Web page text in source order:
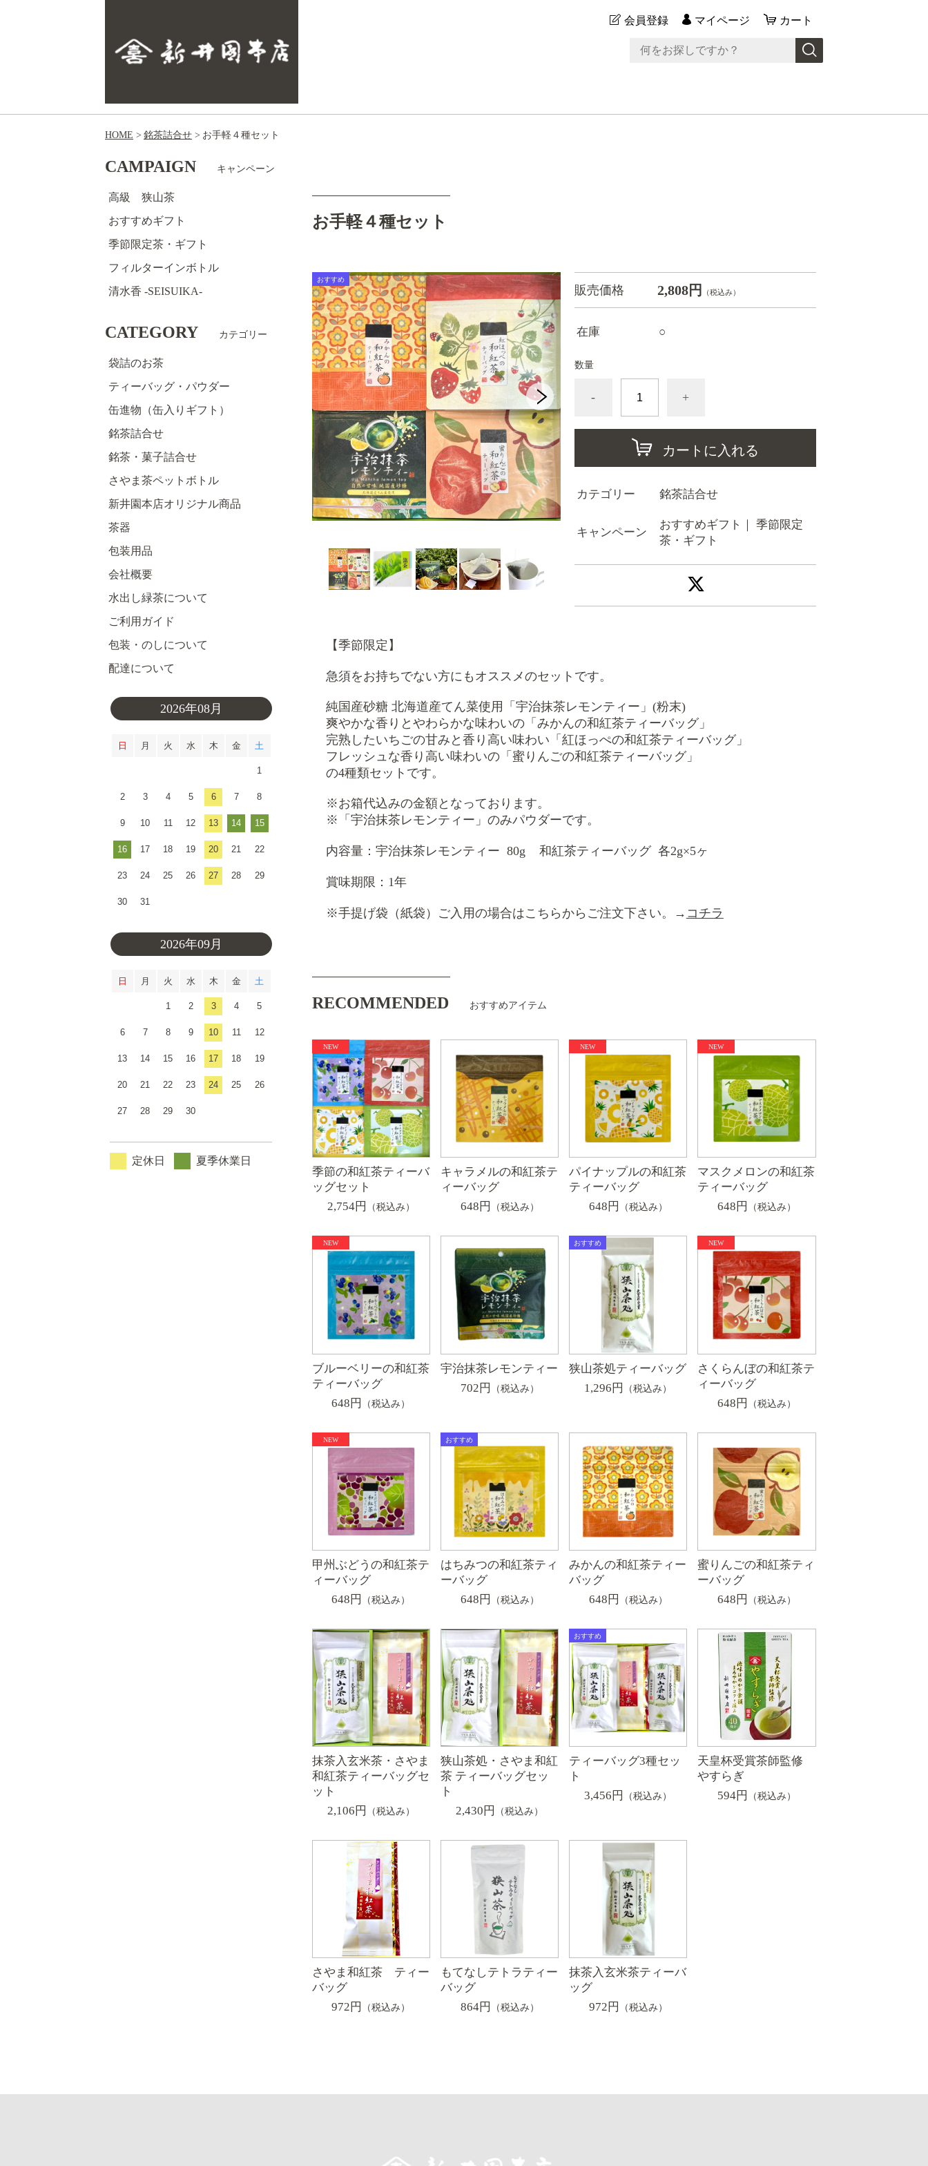
会員登録 マイページ カート
HOME 銘茶詰合せ お手軽４種セット
お手軽４種セット
販売価格 2,808円 （税込み）
在庫 ○
数量
- +
カートに入れる
カテゴリー 銘茶詰合せ
キャンペーン
おすすめギフト ｜ 季節限定
茶・ギフト
【季節限定】
急須をお持ちでない方にもオススメのセットです。
純国産砂糖 北海道産てん菜使用「宇治抹茶レモンティー」(粉末)
爽やかな香りとやわらかな味わいの「みかんの和紅茶ティーバッグ」
完熟したいちごの甘みと香り高い味わい 「紅ほっぺの和紅茶ティーバッグ」
フレッシュな香り高い味わいの「蜜りんごの和紅茶ティーバッグ」
の4種類セットです。
※お箱代込みの金額となっております。
※「宇治抹茶レモンティー」のみパウダーです。
内容量：宇治抹茶レモンティー 80g 和紅茶ティーバッグ 各2g×5ヶ
賞味期限： 1年
※手提げ袋（紙袋）ご入用の場合はこちらからご注文下さい。→ コチラ
RECOMMENDED おすすめアイテム
季節の和紅茶ティーバ
ッグセット
2,754円
（税込み）
キャラメルの和紅茶テ
ィーバッグ
648円
（税込み）
パイナップルの和紅茶
ティーバッグ
648円
（税込み）
マスクメロンの和紅茶
ティーバッグ
648円
（税込み）
ブルーベリーの和紅茶
ティーバッグ
648円
（税込み）
宇治抹茶レモンティー
702円
（税込み）
狭山茶処ティーバッグ
1,296円
（税込み）
さくらんぼの和紅茶テ
ィーバッグ
648円
（税込み）
甲州ぶどうの和紅茶テ
ィーバッグ
648円
（税込み）
はちみつの和紅茶ティ
ーバッグ
648円
（税込み）
みかんの和紅茶ティー
バッグ
648円
（税込み）
蜜りんごの和紅茶ティ
ーバッグ
648円
（税込み）
抹茶入玄米茶・さやま
和紅茶ティーバッグセ
ット
2,106円
（税込み）
狭山茶処・さやま和紅
茶 ティーバッグセッ
ト
2,430円
（税込み）
ティーバッグ3種セッ
ト
3,456円
（税込み）
天皇杯受賞茶師監修
やすらぎ
594円
（税込み）
さやま和紅茶 ティー
バッグ
972円
（税込み）
もてなしテトラティー
バッグ
864円
（税込み）
抹茶入玄米茶ティーバ
ッグ
972円
（税込み）
CAMPAIGN キャンペーン
高級 狭山茶
おすすめギフト
季節限定茶・ギフト
フィルターインボトル
清水香 -SEISUIKA-
CATEGORY カテゴリー
袋詰のお茶
ティーバッグ・パウダー
缶進物（缶入りギフト）
銘茶詰合せ
銘茶・菓子詰合せ
さやま茶ペットボトル
新井園本店オリジナル商品
茶器
包装用品
会社概要
水出し緑茶について
ご利用ガイド
包装・のしについて
配達について
2026年08月
日 月 火 水 木 金 土
1
2 3 4 5 6 7 8
9 10 11 12 13 14 15
16 17 18 19 20 21 22
23 24 25 26 27 28 29
30 31
2026年09月
日 月 火 水 木 金 土
1 2 3 4 5
6 7 8 9 10 11 12
13 14 15 16 17 18 19
20 21 22 23 24 25 26
27 28 29 30
定休日 夏季休業日